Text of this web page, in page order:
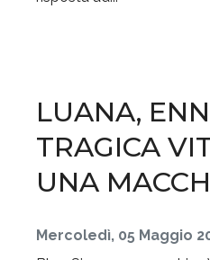
LUANA,
TRAGICA
UNA
Mercoledì, 05 Maggio